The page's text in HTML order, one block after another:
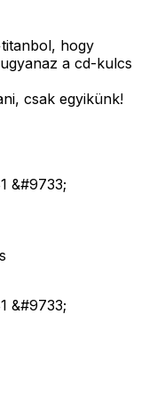
hogy
a cd-kulcs
csak egyikünk!
&#9733;
&#9733;